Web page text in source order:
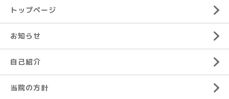
トップページ
お知らせ
自己紹介
当院の方針